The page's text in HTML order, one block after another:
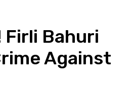
Firli Bahuri
Against